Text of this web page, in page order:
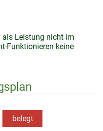
als Leistung nicht im
Funktionieren keine
belegt